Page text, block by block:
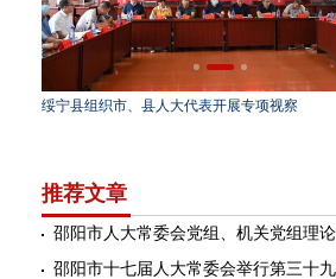
动 绥宁县组织市、县人大代表开展专项视察
推荐文章
邵阳市十七届人大常委会举行第三十